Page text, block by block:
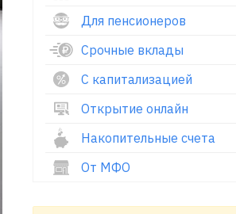
Для пенсионеров
Срочные вклады
С капитализацией
Открытие онлайн
Накопительные счета
От МФО